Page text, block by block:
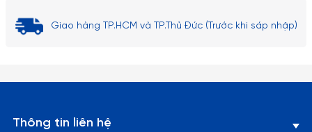
Giao hàng TP.HCM và TP.Thủ Đức (Trước khi sáp nhập)
Thông tin liên hệ